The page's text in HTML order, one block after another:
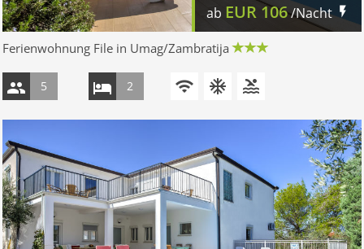
ab EUR 106/Nacht
Ferienwohnung File in Umag/Zambratija
5 2